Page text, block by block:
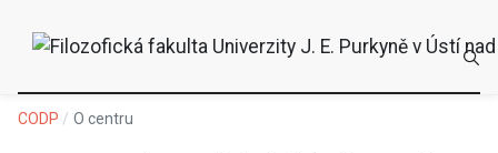
CODP O centru